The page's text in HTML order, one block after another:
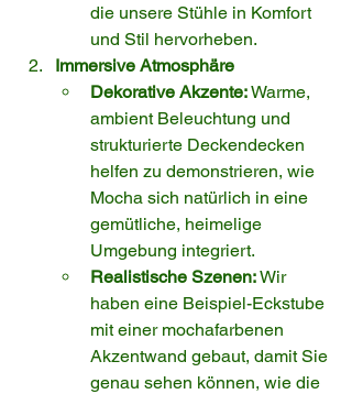
die unsere Stühle in Komfort
und Stil hervorheben.
Immersive Atmosphäre
Dekorative Akzente: Warme,
ambient Beleuchtung und
strukturierte Deckendecken
helfen zu demonstrieren, wie
Mocha sich natürlich in eine
gemütliche, heimelige
Umgebung integriert.
Realistische Szenen: Wir
haben eine Beispiel-Eckstube
mit einer mochafarbenen
Akzentwand gebaut, damit Sie
genau sehen können, wie die